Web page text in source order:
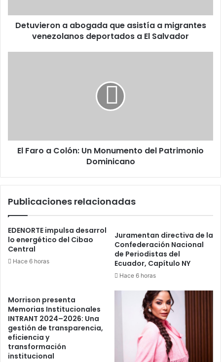
deportados
Detuvieron a abogada que asistía a migrantes
venezolanos deportados a El Salvador
Dominicano
El Faro a Colón: Un Monumento del Patrimonio
Dominicano
Publicaciones relacionadas
EDENORTE impulsa desarrol
lo energético del Cibao
Central
Hace 6 horas
Juramentan directiva de la
Confederación Nacional
de Periodistas del
Ecuador, Capítulo NY
Hace 6 horas
Morrison presenta
Memorias Institucionales
INTRANT 2024–2026: Una
gestión de transparencia,
eficiencia y
transformación
institucional